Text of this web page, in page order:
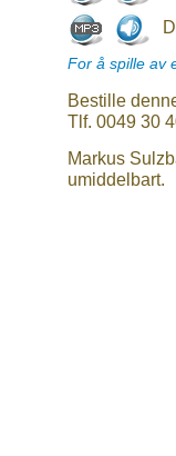
For å spille av
Bestille
Tlf. 0049 30
Markus
umiddelbart.